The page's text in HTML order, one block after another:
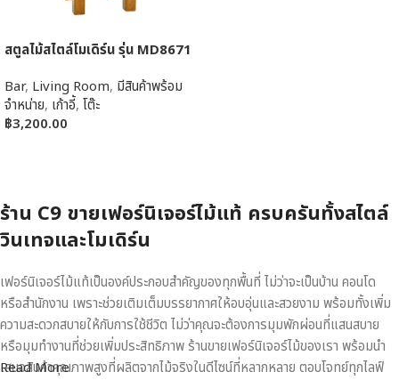
สตูลไม้สไตล์โมเดิร์น รุ่น MD8671
Bar, Living Room, มีสินค้าพร้อม
จำหน่าย, เก้าอี้, โต๊ะ
฿3,200.00
ร้าน C9 ขายเฟอร์นิเจอร์ไม้แท้ ครบครันทั้งสไตล์
วินเทจและโมเดิร์น
เฟอร์นิเจอร์ไม้แท้เป็นองค์ประกอบสำคัญของทุกพื้นที่ ไม่ว่าจะเป็นบ้าน คอนโด
หรือสำนักงาน เพราะช่วยเติมเต็มบรรยากาศให้อบอุ่นและสวยงาม พร้อมทั้งเพิ่ม
ความสะดวกสบายให้กับการใช้ชีวิต ไม่ว่าคุณจะต้องการมุมพักผ่อนที่แสนสบาย
หรือมุมทำงานที่ช่วยเพิ่มประสิทธิภาพ ร้านขายเฟอร์นิเจอร์ไม้ของเรา พร้อมนำ
เสนอสินค้าคุณภาพสูงที่ผลิตจากไม้จริงในดีไซน์ที่หลากหลาย ตอบโจทย์ทุกไลฟ์
Read More